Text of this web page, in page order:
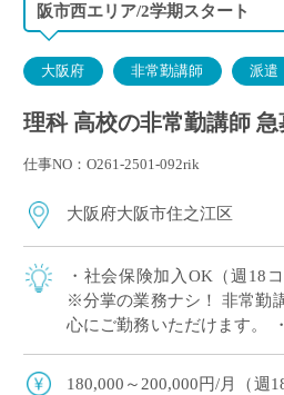
阪市西エリア/2学期スタート
大阪府 非常勤講師 派遣
理科 高校の非常勤講師 急
仕事NO：O261-2501-092rik
大阪府大阪市住之江区
・社会保険加入OK（週18
※分掌の業務ナシ！ 非常勤
心にご勤務いただけます。
度 担当予定 ・2学期スター
180,000～200,000円/月（週